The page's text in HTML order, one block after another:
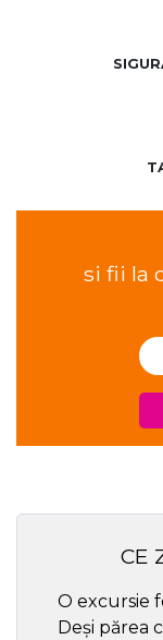
si fii la
CE
O excursie
Deși părea